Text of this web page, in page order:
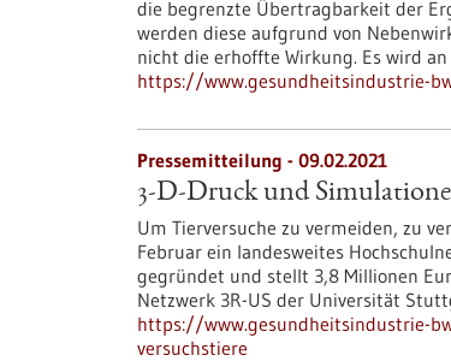
die begrenzte Übertragbarkeit der
werden diese aufgrund von
nicht die erhoffte Wirkung. Es wird
https://www.gesundheitsindustrie-
Pressemitteilung - 09.02.2021
3-D-Druck und
Um Tierversuche zu vermeiden, zu
Februar ein landesweites
gegründet und stellt 3,8 Millionen
Netzwerk 3R-US der Universität
https://www.gesundheitsindustrie-
versuchstiere